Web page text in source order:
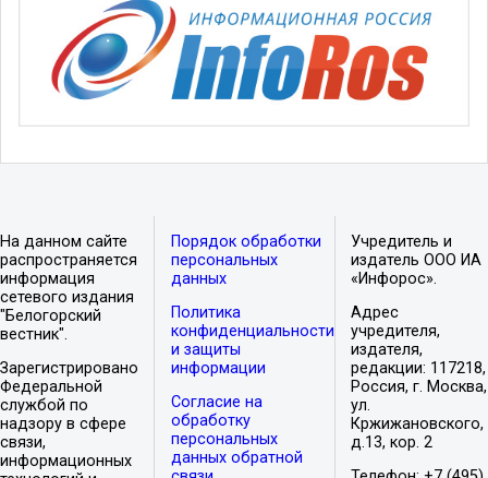
На данном сайте
распространяется
информация
сетевого издания
"Белогорский
вестник".
Зарегистрировано
Федеральной
службой по
надзору в сфере
связи,
информационных
Порядок обработки
персональных
данных
Политика
конфиденциальности
и защиты
информации
Согласие на
обработку
персональных
данных обратной
Учредитель и
издатель ООО ИА
«Инфорос».
Адрес
учредителя,
издателя,
редакции: 117218,
Россия, г. Москва,
ул.
Кржижановского,
д.13, кор. 2